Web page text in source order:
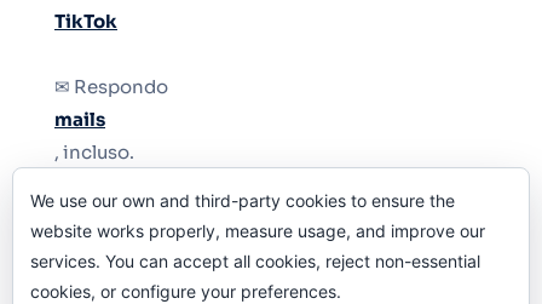
TikTok
✉ Respondo
mails
, incluso.
Y si una persona no puede tener teléfono, que
le quiten el teléfono.
We use our own and third-party cookies to ensure the
website works properly, measure usage, and improve our
services. You can accept all cookies, reject non-essential
cookies, or configure your preferences.